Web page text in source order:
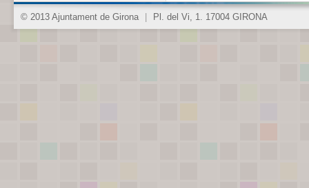
© 2013 Ajuntament de Girona Pl. del Vi, 1. 17004 GIRONA